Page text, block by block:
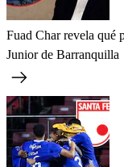
Fuad Char revela qué
Junior de Barranquilla